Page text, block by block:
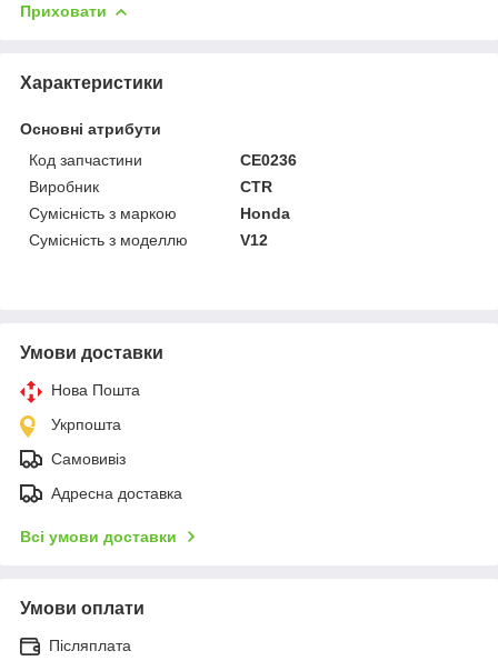
Приховати
Характеристики
Основні атрибути
Код запчастини
CE0236
Виробник
CTR
Сумісність з маркою
Honda
Сумісність з моделлю
V12
Умови доставки
Нова Пошта
Укрпошта
Самовивіз
Адресна доставка
Всі умови доставки
Умови оплати
Післяплата